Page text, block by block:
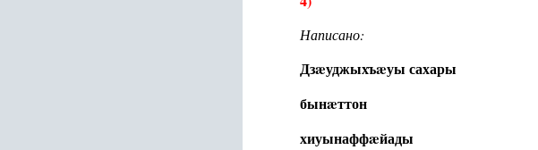
Написано:
Дзæуджыхъæуы сахары
бынæттон
хиуынаффæйады